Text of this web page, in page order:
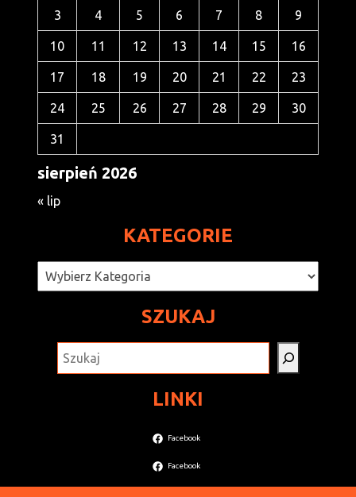
sierpień 2026
3 4 5 6 7 8 9
10 11 12 13 14 15 16
17 18 19 20 21 22 23
24 25 26 27 28 29 30
31
« lip
KATEGORIE
Kategorie
SZUKAJ
LINKI
Facebook
Facebook